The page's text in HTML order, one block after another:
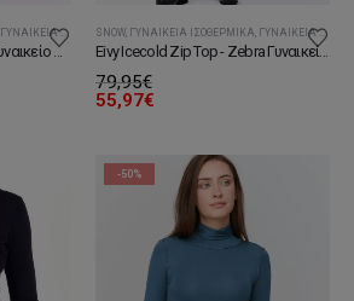
ΓΥΝΑΙΚΕΊΑ ΧΕΙΜΕΡΙΝΉ ΈΝΔΥΣΗ
Eivy Pocket Tights - Black Γυναικείο Κολάν
SNOW ΓΥΝΑΙΚΕΊΑ ΙΣΟΘΕΡΜΙΚΆ ΓΥΝΑΙΚΕΊΑ ΧΕΙΜΕΡΙΝΉ ΈΝΔΥΣΗ
Eivy Icecold Zip Top - Zebra Γυναικεία Μπλούζα
79,95€
55,97€
-50%